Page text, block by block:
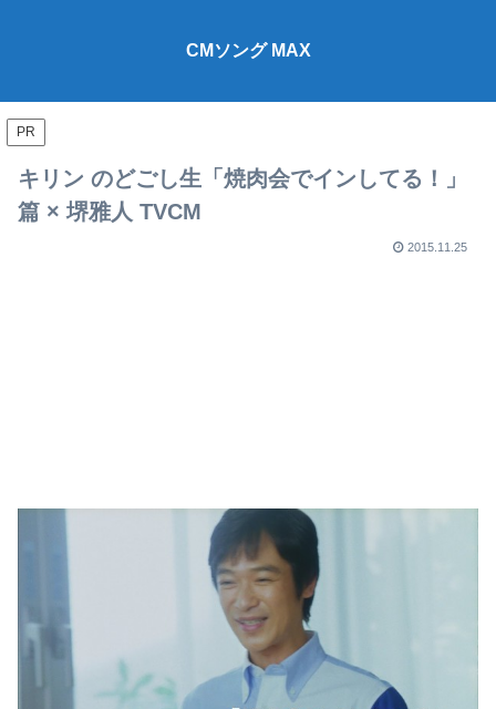
CMソング MAX
PR
キリン のどごし生「焼肉会でインしてる！」
篇 × 堺雅人 TVCM
2015.11.25